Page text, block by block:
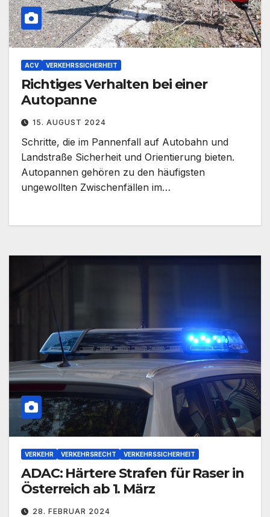
ACV VERKEHRSSICHERHEIT
Richtiges Verhalten bei einer
Autopanne
15. AUGUST 2024
Schritte, die im Pannenfall auf Autobahn und
Landstraße Sicherheit und Orientierung bieten.
Autopannen gehören zu den häufigsten
ungewollten Zwischenfällen im…
VERKEHR VERKEHRSRECHT VERKEHRSSICHERHEIT
ADAC: Härtere Strafen für Raser in
Österreich ab 1. März
28. FEBRUAR 2024